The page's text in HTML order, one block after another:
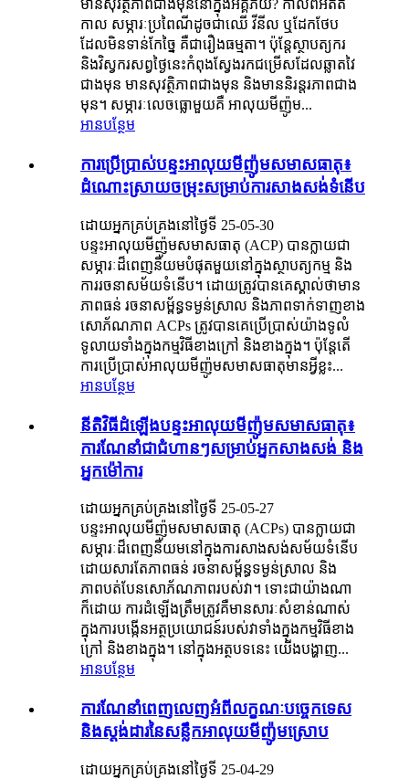
មានសុវត្ថិភាពជាងមុននៅក្នុងអគ្គីភ័យ? កាលពីអតីត
កាល សម្ភារៈប្រពៃណីដូចជាឈើ វីនីល ឬដែកថែប
ដែលមិនទាន់កែច្នៃ គឺជារឿងធម្មតា។ ប៉ុន្តែស្ថាបត្យករ
និងវិស្វករសព្វថ្ងៃនេះកំពុងស្វែងរកជម្រើសដែលឆ្លាតវៃ
ជាងមុន មានសុវត្ថិភាពជាងមុន និងមាននិរន្តរភាពជាង
មុន។ សម្ភារៈលេចធ្លោមួយគឺ អាលុយមីញ៉ូម...
អានបន្ថែម
ការប្រើប្រាស់បន្ទះអាលុយមីញ៉ូមសមាសធាតុ៖
ដំណោះស្រាយចម្រុះសម្រាប់ការសាងសង់ទំនើប
ដោយអ្នកគ្រប់គ្រងនៅថ្ងៃទី 25-05-30
បន្ទះអាលុយមីញ៉ូមសមាសធាតុ (ACP) បានក្លាយជា
សម្ភារៈដ៏ពេញនិយមបំផុតមួយនៅក្នុងស្ថាបត្យកម្ម និង
ការរចនាសម័យទំនើប។ ដោយត្រូវបានគេស្គាល់ថាមាន
ភាពធន់ រចនាសម្ព័ន្ធទម្ងន់ស្រាល និងភាពទាក់ទាញខាង
សោភ័ណភាព ACPs ត្រូវបានគេប្រើប្រាស់យ៉ាងទូលំ
ទូលាយទាំងក្នុងកម្មវិធីខាងក្រៅ និងខាងក្នុង។ ប៉ុន្តែតើ
ការប្រើប្រាស់អាលុយមីញ៉ូមសមាសធាតុមានអ្វីខ្លះ...
អានបន្ថែម
នីតិវិធីដំឡើងបន្ទះអាលុយមីញ៉ូមសមាសធាតុ៖
ការណែនាំជាជំហានៗសម្រាប់អ្នកសាងសង់ និង
អ្នកម៉ៅការ
ដោយអ្នកគ្រប់គ្រងនៅថ្ងៃទី 25-05-27
បន្ទះអាលុយមីញ៉ូមសមាសធាតុ (ACPs) បានក្លាយជា
សម្ភារៈដ៏ពេញនិយមនៅក្នុងការសាងសង់សម័យទំនើប
ដោយសារតែភាពធន់ រចនាសម្ព័ន្ធទម្ងន់ស្រាល និង
ភាពបត់បែនសោភ័ណភាពរបស់វា។ ទោះជាយ៉ាងណា
ក៏ដោយ ការដំឡើងត្រឹមត្រូវគឺមានសារៈសំខាន់ណាស់
ក្នុងការបង្កើនអត្ថប្រយោជន៍របស់វាទាំងក្នុងកម្មវិធីខាង
ក្រៅ និងខាងក្នុង។ នៅក្នុងអត្ថបទនេះ យើងបង្ហាញ...
អានបន្ថែម
ការណែនាំពេញលេញអំពីលក្ខណៈបច្ចេកទេស
និងស្តង់ដារនៃសន្លឹកអាលុយមីញ៉ូមស្រោប
ដោយអ្នកគ្រប់គ្រងនៅថ្ងៃទី 25-04-29